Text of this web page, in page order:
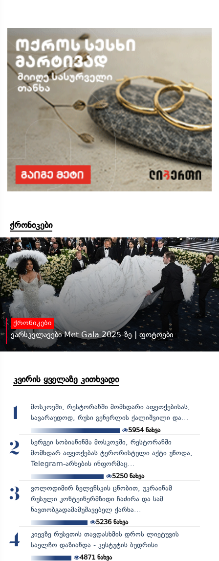
ქრონიკები
ქრონიკები
ვარსკვლავები Met Gala 2025-ზე | ფოტოები
კვირის ყველაზე კითხვადი
1
მოსკოვში, რესტორანში მომხდარი აფეთქებისას,
სავარაუდოდ, რუსი გენერლის ქალიშვილი და...
5954ნახვა
2
სერგეი სობიანინმა მოსკოვში, რესტორანში
მომხდარ აფეთქებას ტერორისტული აქტი უწოდა,
Telegram-არხების ინფორმაც...
5250ნახვა
3
ვოლოდიმირ ზელენსკის ცნობით, უკრაინამ
რუსული კონტეინერმზიდი ჩაძირა და სამ
ნავთობგადამამუშავებელ ქარხა...
5236ნახვა
4
კიევზე რუსეთის თავდასხმის დროს ლიეტუვის
საელჩო დაზიანდა - კესტუტის ბუდრისი
4871ნახვა